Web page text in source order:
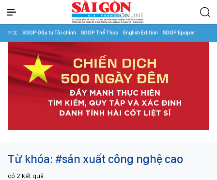
中文 SGGP Đầu tư Tài chính SGGP Thể Thao English Edition SGGP Epaper
Từ khóa: #sản xuất công nghệ cao
có 2 kết quả